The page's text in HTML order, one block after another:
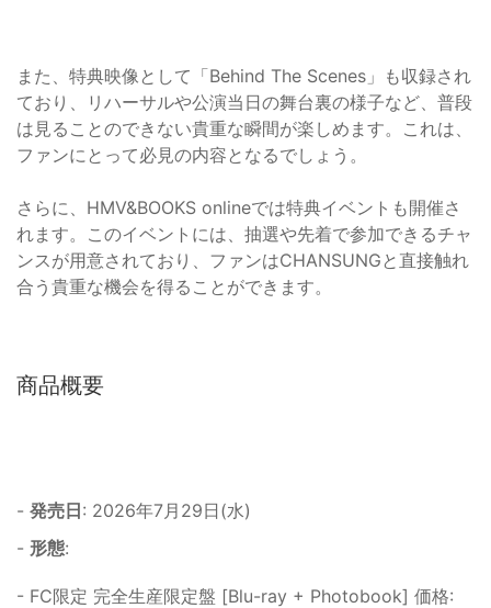
また、特典映像として「Behind The Scenes」も収録され
ており、リハーサルや公演当日の舞台裏の様子など、普段
は見ることのできない貴重な瞬間が楽しめます。これは、
ファンにとって必見の内容となるでしょう。
さらに、HMV&BOOKS onlineでは特典イベントも開催さ
れます。このイベントには、抽選や先着で参加できるチャ
ンスが用意されており、ファンはCHANSUNGと直接触れ
合う貴重な機会を得ることができます。
商品概要
- 発売日 : 2026年7月29日(水)
- 形態:
- FC限定 完全生産限定盤 [Blu-ray + Photobook] 価格: